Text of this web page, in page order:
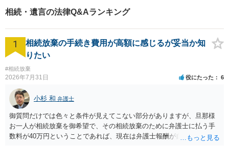
相続・遺言の法律Q&Aランキング
1
相続放棄の手続き費用が高額に感じるが妥当か知
りたい
#相続放棄
2026年7月31日 役にたった 6
小杉 和 弁護士
御質問だけでは色々と条件が見えてこない部分がありますが、旦那様
お一人が相続放棄を御希望で、その相続放棄のために弁護士に払う手
数料が40万円ということであれば、現在は弁護士報酬が自由化されて